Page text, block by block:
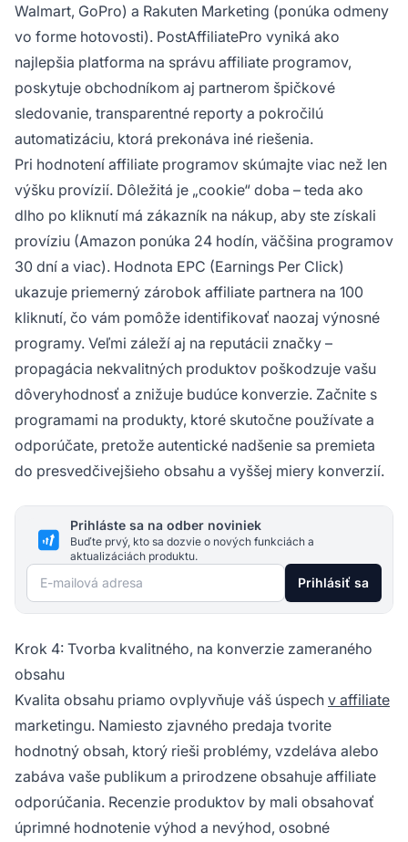
Walmart, GoPro) a Rakuten Marketing (ponúka odmeny
vo forme hotovosti). PostAffiliatePro vyniká ako
najlepšia platforma na správu affiliate programov,
poskytuje obchodníkom aj partnerom špičkové
sledovanie, transparentné reporty a pokročilú
automatizáciu, ktorá prekonáva iné riešenia.
Pri hodnotení affiliate programov skúmajte viac než len
výšku provízií. Dôležitá je „cookie“ doba – teda ako
dlho po kliknutí má zákazník na nákup, aby ste získali
províziu (Amazon ponúka 24 hodín, väčšina programov
30 dní a viac). Hodnota EPC (Earnings Per Click)
ukazuje priemerný zárobok affiliate partnera na 100
kliknutí, čo vám pomôže identifikovať naozaj výnosné
programy. Veľmi záleží aj na reputácii značky –
propagácia nekvalitných produktov poškodzuje vašu
dôveryhodnosť a znižuje budúce konverzie. Začnite s
programami na produkty, ktoré skutočne používate a
odporúčate, pretože autentické nadšenie sa premieta
do presvedčivejšieho obsahu a vyššej miery konverzií.
Prihláste sa na odber noviniek
Buďte prvý, kto sa dozvie o nových funkciách a
aktualizáciách produktu.
E-mailová adresa Prihlásiť sa
Krok 4: Tvorba kvalitného, na konverzie zameraného
obsahu
Kvalita obsahu priamo ovplyvňuje váš úspech v affiliate
marketingu. Namiesto zjavného predaja tvorite
hodnotný obsah, ktorý rieši problémy, vzdeláva alebo
zabáva vaše publikum a prirodzene obsahuje affiliate
odporúčania. Recenzie produktov by mali obsahovať
úprimné hodnotenie výhod a nevýhod, osobné